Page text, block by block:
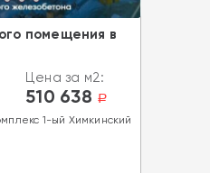
помещения в
Цена за м2:
510 638 a
1-ый Химкинский